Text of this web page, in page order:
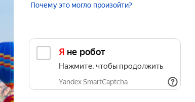
Почему это могло произойти?
Я не робот
Нажмите, чтобы продолжить
Yandex SmartCaptcha